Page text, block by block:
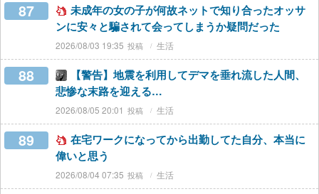
87
未成年の女の子が何故ネットで知り合ったオッサ
ンに安々と騙されて会ってしまうか疑問だった
2026/08/03 19:35 生活
88
【警告】地震を利用してデマを垂れ流した人間、
悲惨な末路を迎える…
2026/08/05 20:01 生活
89
在宅ワークになってから出勤してた自分、本当に
偉いと思う
2026/08/04 07:35 生活